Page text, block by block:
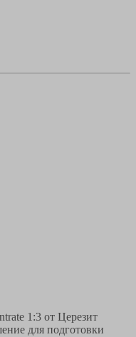
1:3 от Церезит
для подготовки